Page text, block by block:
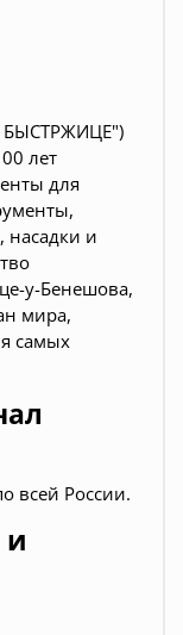
БЫСТРЖИЦЕ")
лет
для
насадки и
у-Бенешова,
мира,
самых
всей России.
и